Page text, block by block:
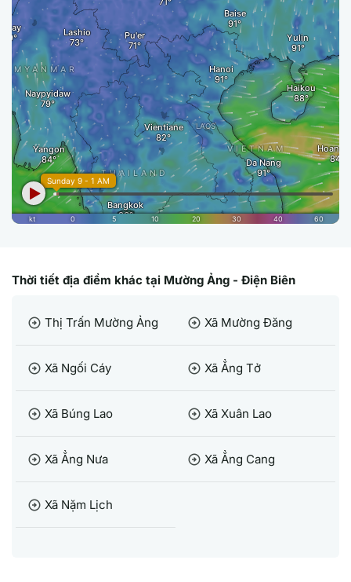
Thời tiết địa điểm khác tại Mường Ảng - Điện Biên
arrow_circle_right Thị Trấn Mường Ảng arrow_circle_right Xã Mường Đăng
arrow_circle_right Xã Ngối Cáy arrow_circle_right Xã Ẳng Tở
arrow_circle_right Xã Búng Lao arrow_circle_right Xã Xuân Lao
arrow_circle_right Xã Ẳng Nưa arrow_circle_right Xã Ẳng Cang
arrow_circle_right Xã Nặm Lịch